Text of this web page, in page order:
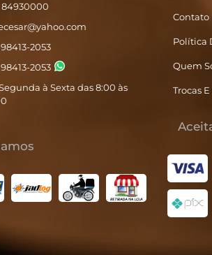
84930000
98413-2053
98413-2053
à Sexta das 8:00 às
Contato
Política
Quem
Trocas